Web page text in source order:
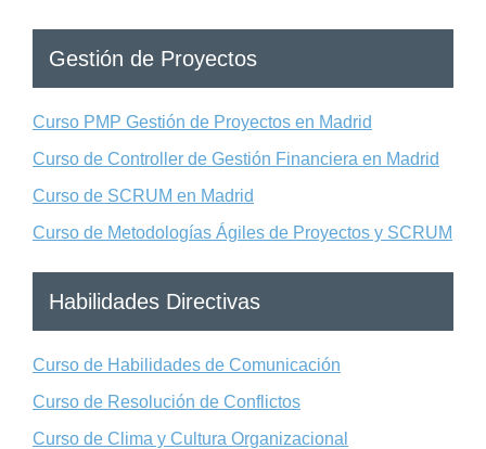
Gestión de Proyectos
Curso PMP Gestión de Proyectos en Madrid
Curso de Controller de Gestión Financiera en Madrid
Curso de SCRUM en Madrid
Curso de Metodologías Ágiles de Proyectos y SCRUM
Habilidades Directivas
Curso de Habilidades de Comunicación
Curso de Resolución de Conflictos
Curso de Clima y Cultura Organizacional